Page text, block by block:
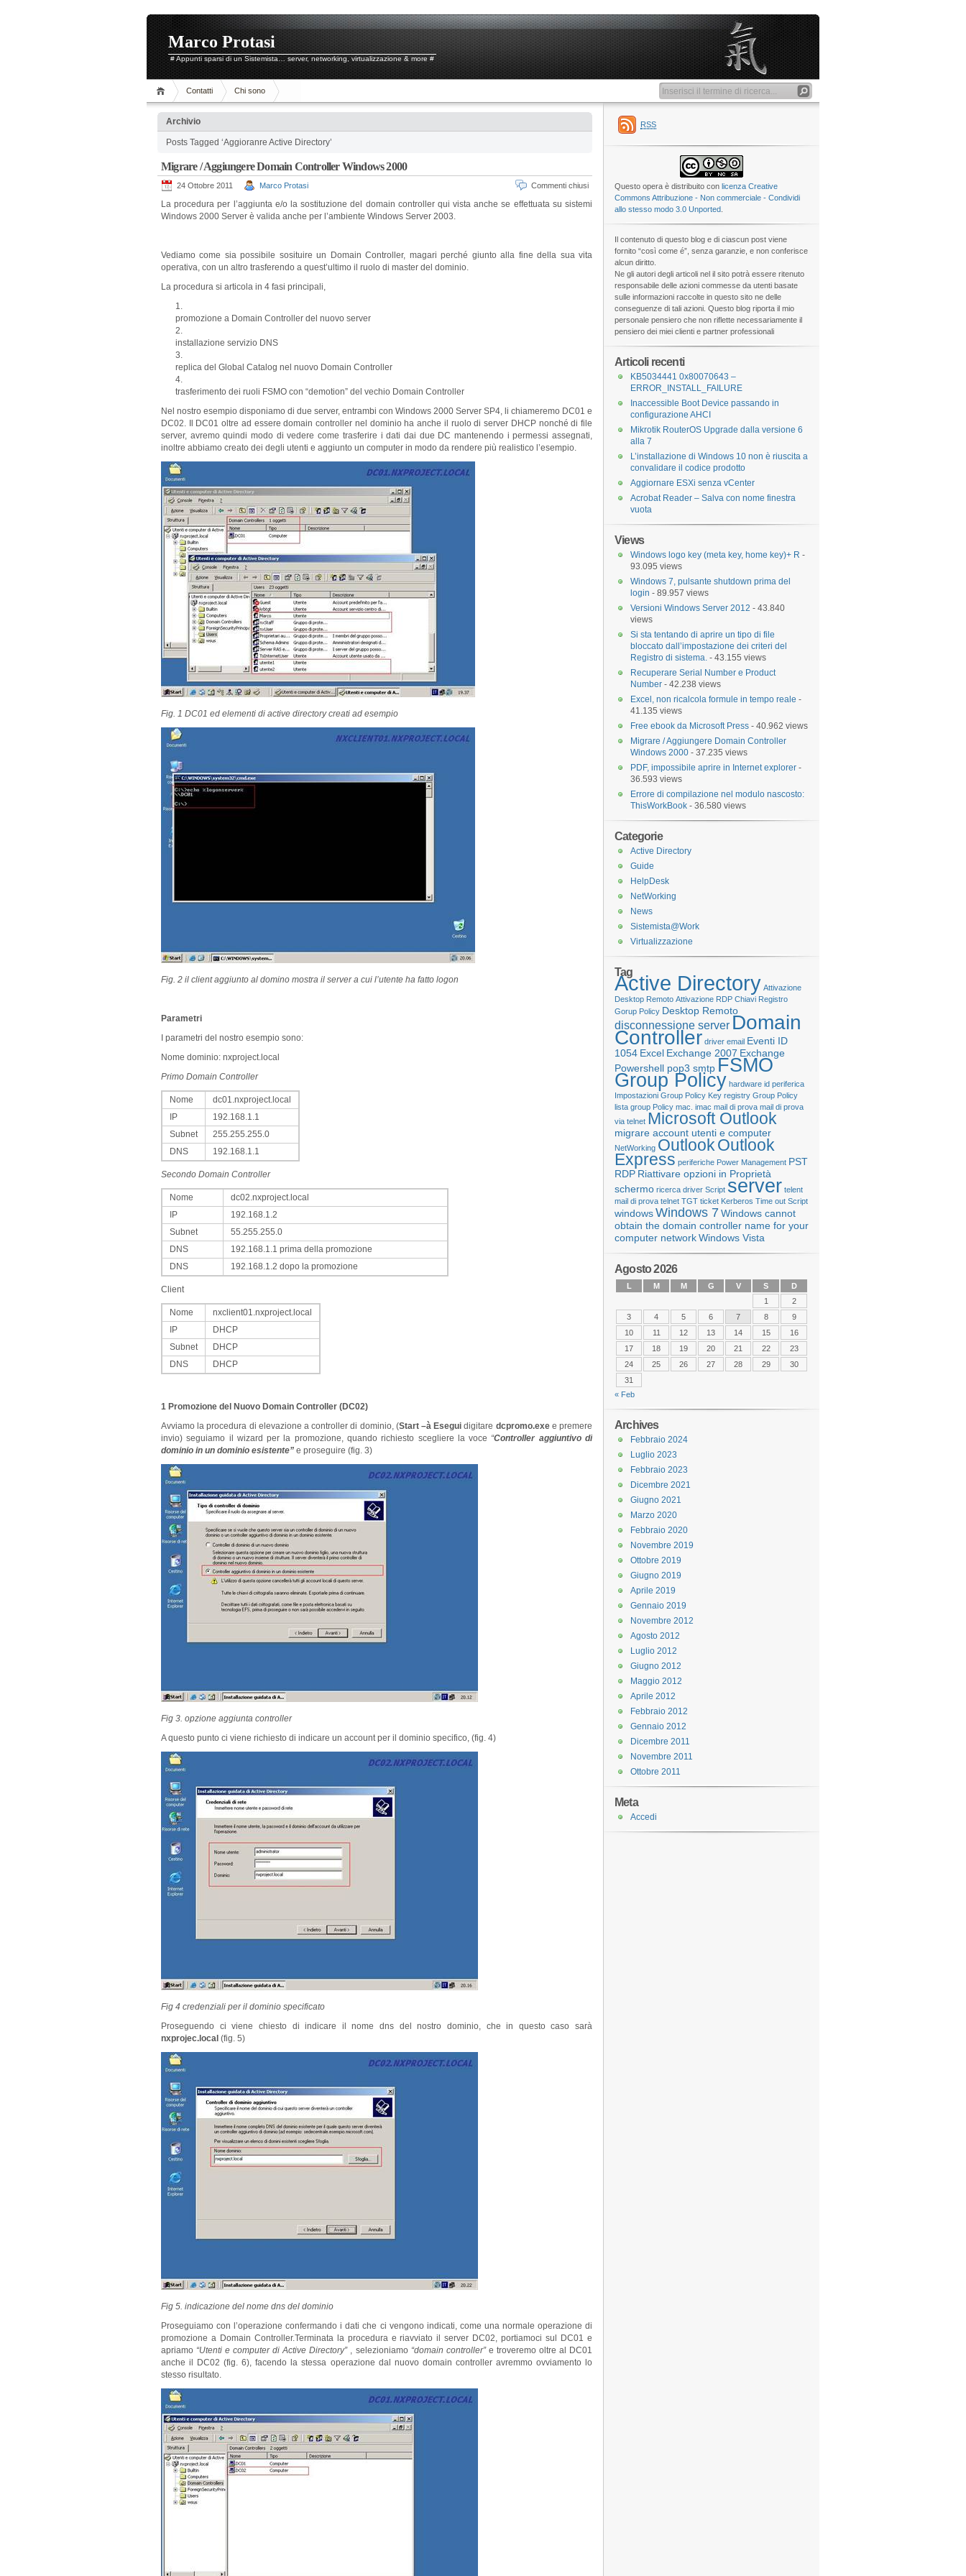
Marco Protasi
# Appunti sparsi di un Sistemista… server, networking, virtualizzazione & more #
Contatti Chi sono
Archivio
Posts Tagged ‘Aggioranre Active Directory’
Migrare / Aggiungere Domain Controller Windows 2000
24 Ottobre 2011 Marco Protasi Commenti chiusi
La procedura per l’aggiunta e/o la sostituzione del domain controller qui vista anche se effettuata su sistemi
Windows 2000 Server è valida anche per l’ambiente Windows Server 2003.
Vediamo come sia possibile sosituire un Domain Controller, magari perché giunto alla fine della sua vita
operativa, con un altro trasferendo a quest’ultimo il ruolo di master del dominio.
La procedura si articola in 4 fasi principali,
promozione a Domain Controller del nuovo server
installazione servizio DNS
replica del Global Catalog nel nuovo Domain Controller
trasferimento dei ruoli FSMO con “demotion” del vechio Domain Controller
Nel nostro esempio disponiamo di due server, entrambi con Windows 2000 Server SP4, li chiameremo DC01 e
DC02. Il DC01 oltre ad essere domain controller nel dominio ha anche il ruolo di server DHCP nonché di file
server, avremo quindi modo di vedere come trasferire i dati dai due DC mantenendo i permessi assegnati,
inoltre abbiamo creato dei degli utenti e aggiunto un computer in modo da rendere più realistico l’esempio.
Fig. 1 DC01 ed elementi di active directory creati ad esempio
Fig. 2 il client aggiunto al domino mostra il server a cui l’utente ha fatto logon
Parametri
I parametri del nostro esempio sono:
Nome dominio: nxproject.local
Primo Domain Controller
Nome
dc01.nxproject.local
IP
192.168.1.1
Subnet
255.255.255.0
DNS
192.168.1.1
Secondo Domain Controller
Nome
dc02.nxproject.local
IP
192.168.1.2
Subnet
55.255.255.0
DNS
192.168.1.1 prima della promozione
DNS
192.168.1.2 dopo la promozione
Client
Nome
nxclient01.nxproject.local
IP
DHCP
Subnet
DHCP
DNS
DHCP
1 Promozione del Nuovo Domain Controller (DC02)
Avviamo la procedura di elevazione a controller di dominio, (Start –à Esegui digitare dcpromo.exee premere
invio) seguiamo il wizard per la promozione, quando richiesto scegliere la voce “Controller aggiuntivo di
dominio in un dominio esistente” e proseguire (fig. 3)
Fig 3. opzione aggiunta controller
A questo punto ci viene richiesto di indicare un account per il dominio specifico, (fig. 4)
Fig 4 credenziali per il dominio specificato
Proseguendo ci viene chiesto di indicare il nome dns del nostro dominio, che in questo caso sarà
nxprojec.local (fig. 5)
Fig 5. indicazione del nome dns del dominio
Proseguiamo con l’operazione confermando i dati che ci vengono indicati, come una normale operazione di
promozione a Domain Controller.Terminata la procedura e riavviato il server DC02, portiamoci sul DC01 e
apriamo “Utenti e computer di Active Directory”, selezioniamo “domain controller” e troveremo oltre al DC01
anche il DC02 (fig. 6), facendo la stessa operazione dal nuovo domain controller avremmo ovviamento lo
stesso risultato.
RSS
Questo opera è distribuito con licenza Creative
Commons Attribuzione - Non commerciale - Condividi
allo stesso modo 3.0 Unported
Il contenuto di questo blog e di ciascun post viene
fornito “così come é”, senza garanzie, e non conferisce
alcun diritto.
Ne gli autori degli articoli nel il sito potrà essere ritenuto
responsabile delle azioni commesse da utenti basate
sulle informazioni raccolte in questo sito ne delle
conseguenze di tali azioni. Questo blog riporta il mio
personale pensiero che non riflette necessariamente il
pensiero dei miei clienti e partner professionali
Articoli recenti
KB5034441 0x80070643 –
ERROR_INSTALL_FAILURE
Inaccessible Boot Device passando in
configurazione AHCI
Mikrotik RouterOS Upgrade dalla versione 6
alla 7
L’installazione di Windows 10 non è riuscita a
convalidare il codice prodotto
Aggiornare ESXi senza vCenter
Acrobat Reader – Salva con nome finestra
vuota
Views
Windows logo key (meta key, home key)+ R -
93.095 views
Windows 7, pulsante shutdown prima del
login - 89.957 views
Versioni Windows Server 2012 - 43.840
views
Si sta tentando di aprire un tipo di file
bloccato dall’impostazione dei criteri del
Registro di sistema. - 43.155 views
Recuperare Serial Number e Product
Number - 42.238 views
Excel, non ricalcola formule in tempo reale -
41.135 views
Free ebook da Microsoft Press - 40.962 views
Migrare / Aggiungere Domain Controller
Windows 2000 - 37.235 views
PDF, impossibile aprire in Internet explorer -
36.593 views
Errore di compilazione nel modulo nascosto:
ThisWorkBook - 36.580 views
Categorie
Active Directory
Guide
HelpDesk
NetWorking
News
Sistemista@Work
Virtualizzazione
Tag
Active Directory Attivazione
Desktop Remoto Attivazione RDP Chiavi Registro
Gorup Policy Desktop Remoto
disconnessione server Domain
Controller driver email Eventi ID
1054 Excel Exchange 2007 Exchange
Powershell pop3 smtp FSMO
Group Policy hardware id periferica
Impostazioni Group Policy Key registry Group Policy
lista group Policy mac. imac mail di prova mail di prova
via telnet Microsoft Outlook
migrare account utenti e computer
NetWorking OutlookOutlook
Express periferiche Power Management PST
RDP Riattivare opzioni in Proprietà
schermo ricerca driver Script server telent
mail di prova telnet TGT ticket Kerberos Time out Script
windowsWindows 7Windows cannot
obtain the domain controller name for your
computer networkWindows Vista
Agosto 2026
L M M G V S
D
1
2
3
4 5 6 7 8
9
10
11 12 13 14 15
16
17
18 19 20 21 22
23
24
25 26 27 28 29
30
31
« Feb
Archives
Febbraio 2024
Luglio 2023
Febbraio 2023
Dicembre 2021
Giugno 2021
Marzo 2020
Febbraio 2020
Novembre 2019
Ottobre 2019
Giugno 2019
Aprile 2019
Gennaio 2019
Novembre 2012
Agosto 2012
Luglio 2012
Giugno 2012
Maggio 2012
Aprile 2012
Febbraio 2012
Gennaio 2012
Dicembre 2011
Novembre 2011
Ottobre 2011
Meta
Accedi